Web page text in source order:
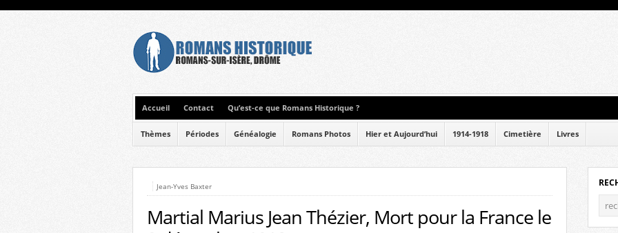
Accueil Contact Qu’est-ce que Romans Historique ?
Thèmes Périodes Généalogie Romans Photos Hier et Aujourd’hui 1914-1918 Cimetière Livres
Jean-Yves Baxter
Martial Marius Jean Thézier, Mort pour la France le